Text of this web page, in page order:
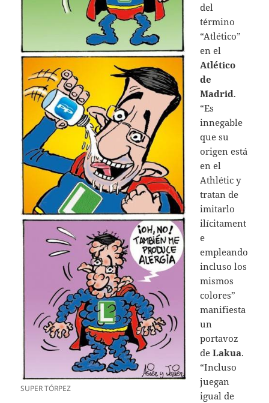
SUPER TÓRPEZ
del
término
“Atlético”
en el
Atlético
de
Madrid.
“Es
innegable
que su
origen está
en el
Athlétic y
tratan de
imitarlo
ilícitament
e
empleando
incluso los
mismos
colores”
manifiesta
un
portavoz
deLakua.
“Incluso
juegan
igual de